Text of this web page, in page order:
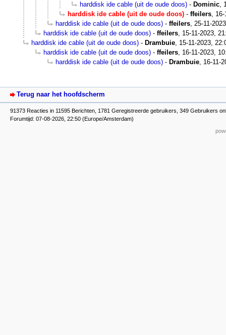
harddisk ide cable (uit de oude doos) - Dominic,
harddisk ide cable (uit de oude doos) - ffeilers,
harddisk ide cable (uit de oude doos) - ffeilers, 25-11-
harddisk ide cable (uit de oude doos) - ffeilers, 15-11-2023,
harddisk ide cable (uit de oude doos) - Drambuie, 15-11-2023,
harddisk ide cable (uit de oude doos) - ffeilers, 16-11-2023,
harddisk ide cable (uit de oude doos) - Drambuie, 16-11-
Terug naar het hoofdscherm
91373 Reacties in 11595 Berichten, 1781 Geregistreerde gebruikers, 349 Gebruikers
Forumtijd: 07-08-2026, 22:50 (Europe/Amsterdam)